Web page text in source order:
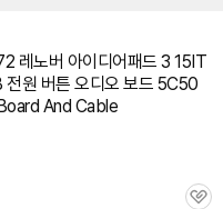
레노버 아이디어패드 3 15IT
원 버튼 오디오 보드 5C50
And Cable